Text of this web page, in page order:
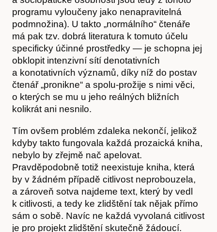
programu vyloučeny jako nenapravitelná
podmnožina). U takto „normálního“ čtenáře
má pak tzv. dobrá literatura k tomuto účelu
specificky účinné prostředky — je schopna jej
obklopit intenzivní sítí denotativních
a konotativních významů, díky níž do postav
čtenář „pronikne“ a spolu-prožije s nimi věci,
o kterých se mu u jeho reálných bližních
kolikrát ani nesnilo.
Tím ovšem problém zdaleka nekončí, jelikož
kdyby takto fungovala každá prozaická kniha,
nebylo by zřejmě nač apelovat.
Pravděpodobně totiž neexistuje kniha, která
by v žádném případě citlivost neprobouzela,
a zároveň sotva najdeme text, který by vedl
k citlivosti, a tedy ke zlidštění tak nějak přímo
sám o sobě. Navíc ne každá vyvolaná citlivost
je pro projekt zlidštění skutečně žádoucí.